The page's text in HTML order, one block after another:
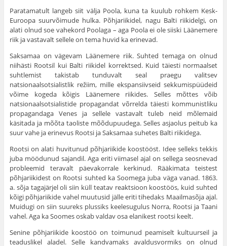
Paratamatult langeb siit välja Poola, kuna ta kuulub rohkem Kesk-
Euroopa suurvõimude hulka. Põhjariikidel, nagu Balti riikidelgi, on
alati olnud soe vahekord Poolaga – aga Poola ei ole siiski Läänemere
riik ja vastavalt sellele on tema huvid ka erinevad.
Saksamaa on vägevam Läänemere riik. Suhted temaga on olnud
niihästi Rootsil kui Balti riikidel korrektsed. Kuid täiesti normaalset
suhtlemist takistab tunduvalt seal praegu valitsev
natsionaalsotsialistlik režiim, mille ekspansiivseid sekkumispüüdeid
võime kogeda kõigis Läänemere riikides. Selles mõttes võib
natsionaalsotsialistide propagandat võrrelda täiesti kommunistliku
propagandaga Venes ja sellele vastavalt tuleb neid mõlemaid
käsitada ja mõõta taoliste mõõdupuudega. Selles asjaolus peitub ka
suur vahe ja erinevus Rootsi ja Saksamaa suhetes Balti riikidega.
Rootsi on alati huvitunud põhjariikide koostööst. Idee selleks tekkis
juba möödunud sajandil. Aga eriti viimasel ajal on sellega seosnevad
probleemid teravalt päevakorrale kerkinud. Rääkimata teistest
põhjariikidest on Rootsi suhted ka Soomega juba väga vanad. 1863.
a. sõja tagajärjel oli siin küll teatav reaktsioon koostöös, kuid suhted
kõigi põhjariikide vahel muutusid jälle eriti tihedaks Maailmasõja ajal.
Muidugi on siin suureks plussiks keelesugulus Norra, Rootsi ja Taani
vahel. Aga ka Soomes oskab valdav osa elanikest rootsi keelt.
Senine põhjariikide koostöö on toimunud peamiselt kultuurseil ja
teaduslikel aladel. Selle kandvamaks avaldusvormiks on olnud